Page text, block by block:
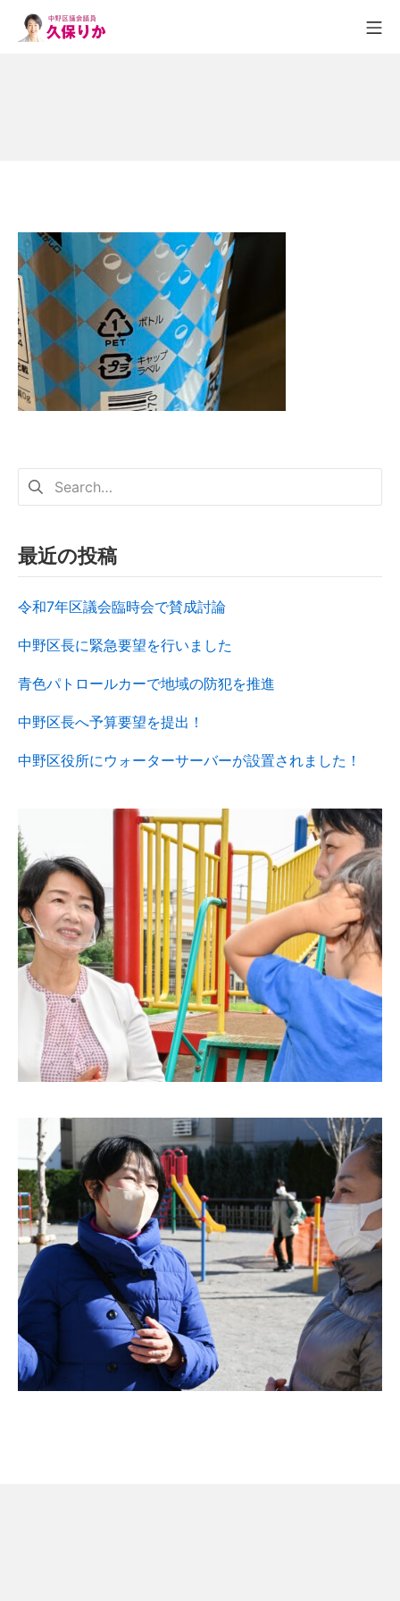
最近の投稿
令和7年区議会臨時会で賛成討論
中野区長に緊急要望を行いました
青色パトロールカーで地域の防犯を推進
中野区長へ予算要望を提出！
中野区役所にウォーターサーバーが設置されました！